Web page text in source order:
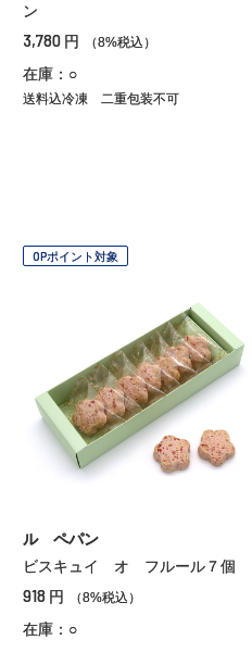
ン
3,780 円 （8%税込）
在庫：○
送料込冷凍 二重包装不可
OPポイント対象
ル ペパン
ビスキュイ オ フルール７個
918 円 （8%税込）
在庫：○